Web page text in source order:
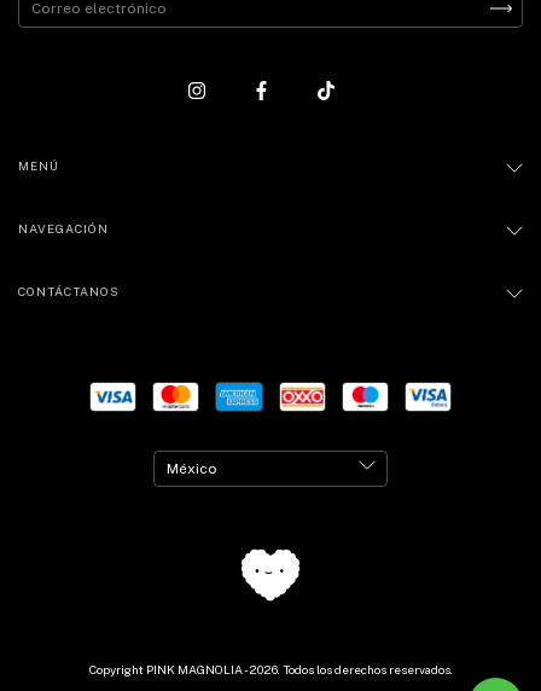
MENÚ
NAVEGACIÓN
CONTÁCTANOS
Copyright PINK MAGNOLIA - 2026. Todos los derechos reservados.